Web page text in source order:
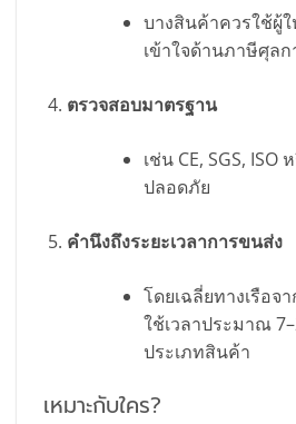
บางสินค้าควรใช้ผู้
เข้าใจด้านภาษีศุลก
ตรวจสอบมาตรฐาน
เช่น CE, SGS,
ปลอดภัย
คำนึงถึงระยะเวลาการขนส่ง
โดยเฉลี่ยทางเรือจ
ใช้เวลาประมาณ
ประเภทสินค้า
เหมาะกับใคร?